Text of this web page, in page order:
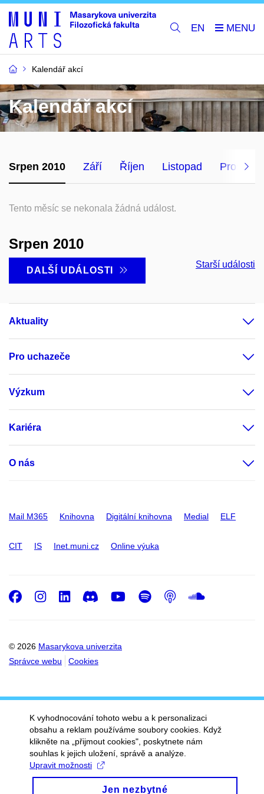
EN
Kalendář akcí
Kalendář akcí
Srpen 2010 Září Říjen Listopad Prosinec
Tento měsíc se nekonala žádná událost.
Srpen 2010
DALŠÍ UDÁLOSTI
Starší události
Aktuality
Pro uchazeče
Výzkum
Kariéra
O nás
Mail M365 Knihovna Digitální knihovna Medial ELF
CIT IS Inet.muni.cz Online výuka
© 2026 Masarykova univerzita
Správce webu
Cookies
Facebook
Instagram
LinkedIn
DiscordYoutube
Spotify
Podcast
K vyhodnocování tohoto webu a k personalizaci
obsahu a reklam používáme soubory cookies. Když
klikněte na „přijmout cookies", poskytnete nám
souhlas k jejich uložení, správě a analýze.
Upravit možnosti
Jen nezbytné